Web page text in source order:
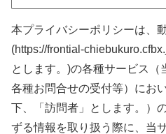
本プライバシーポリシーは、
(https://frontial-
とします。)の各種サービス（
各種お問合せの受付等）にお
下、「訪問者」とします。）
ずる情報を取り扱う際に、当